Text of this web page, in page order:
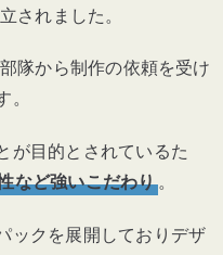
されました。
隊から制作の依頼を受け
が目的とされているた
など強いこだわり。
ックを展開しておりデザ